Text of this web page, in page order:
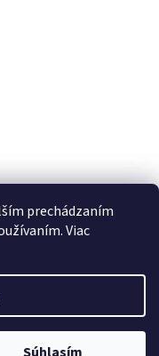
prechádzaním
Viac